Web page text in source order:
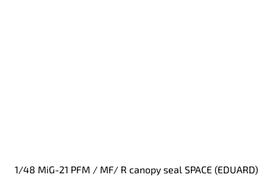
1/48 MiG-21 PFM / MF/ R canopy seal SPACE (EDUARD)